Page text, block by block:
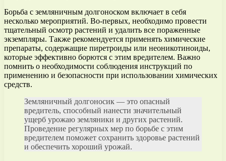
Борьба с земляничным долгоноском включает в себя
несколько мероприятий. Во-первых, необходимо провести
тщательный осмотр растений и удалить все пораженные
экземпляры. Также рекомендуется применять химические
препараты, содержащие пиретроиды или неоникотиноиды,
которые эффективно борются с этим вредителем. Важно
помнить о необходимости соблюдения инструкций по
применению и безопасности при использовании химических
средств.
Земляничный долгоносик — это опасный
вредитель, способный нанести значительный
ущерб урожаю земляники и других растений.
Проведение регулярных мер по борьбе с этим
вредителем поможет сохранить здоровье растений
и обеспечить хороший урожай.